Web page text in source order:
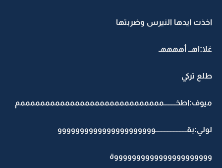
اخذت ايدها النيرس وضربتها
غلا:اهــ أههههـ
طلع تركي
ميوف:اطخــــــــمممممممممممممممممممممممممممممم
لولي:بقـــــــــــــــــــــوووووووووووووووووووووو
ووووووووووووووووووووووة